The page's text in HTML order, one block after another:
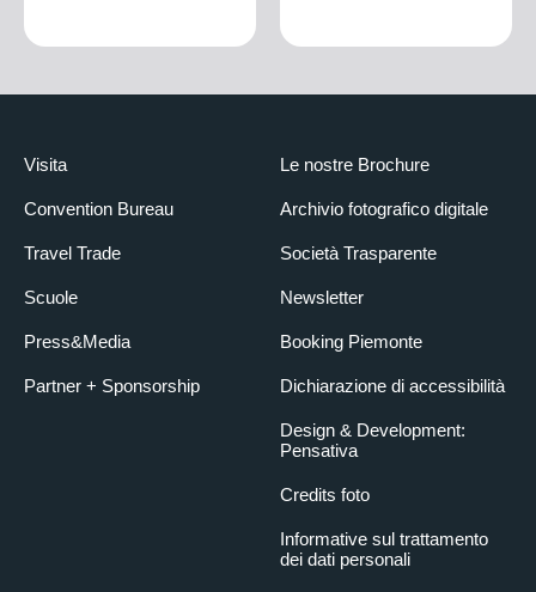
Visita
Convention Bureau
Travel Trade
Scuole
Press&Media
Partner + Sponsorship
Le nostre Brochure
Archivio fotografico digitale
Società Trasparente
Newsletter
Booking Piemonte
Dichiarazione di accessibilità
Design & Development:
Pensativa
Credits foto
Informative sul trattamento
dei dati personali